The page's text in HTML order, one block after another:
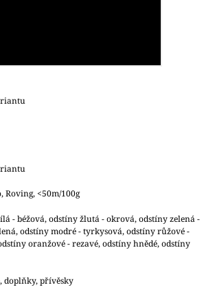
Roving, <50m/100g
- béžová, odstíny žlutá - okrová, odstíny zelená -
odstíny modré - tyrkysová, odstíny růžové -
oranžové - rezavé, odstíny hnědé, odstíny
doplňky, přívěsky